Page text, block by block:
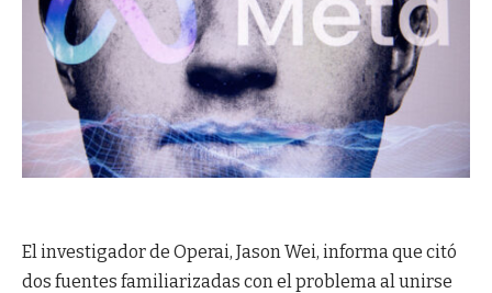
El investigador de Operai, Jason Wei, informa que citó
dos fuentes familiarizadas con el problema al unirse